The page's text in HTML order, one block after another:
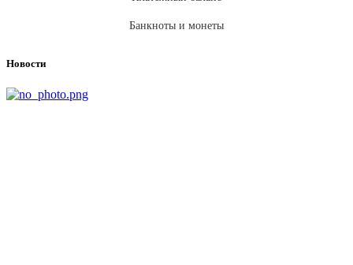
Банкноты и монеты
Новости